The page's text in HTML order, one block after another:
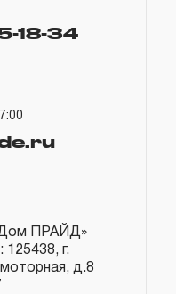
18-34
ПРАЙД»
125438, г.
д.8